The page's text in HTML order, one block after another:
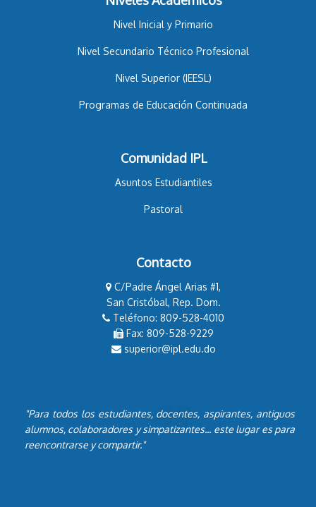
Nivel Inicial y Primario
Nivel Secundario Técnico Profesional
Nivel Superior (IEESL)
Programas de Educación Continuada
Comunidad IPL
Asuntos Estudiantiles
Pastoral
Contacto
C/Padre Ángel Arias #1,
San Cristóbal, Rep. Dom.
Teléfono: 809-528-4010
Fax: 809-528-9229
superior@ipl.edu.do
"Para todos los estudiantes, docentes, aspirantes, antiguos
alumnos, colaboradores y simpatizantes... este lugar es para
reencontrarse y compartir."